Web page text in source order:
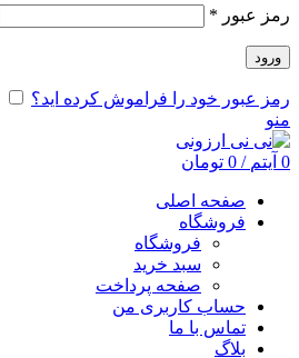
رمز عبور *
ورود
رمز عبور خود را فراموش کرده اید؟
منو
0 آیتم /
0 تومان
صفحه اصلی
فروشگاه
فروشگاه
سبد خرید
صفحه پرداخت
حساب کاربری من
تماس با ما
بلاگ